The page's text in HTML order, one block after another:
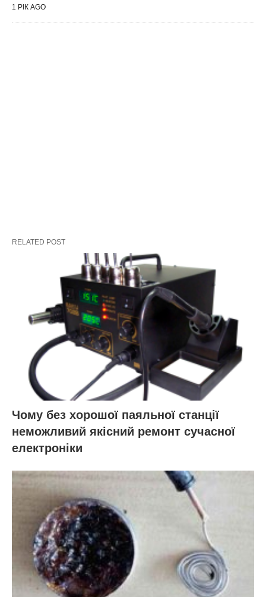
1 РІК AGO
RELATED POST
Чому без хорошої паяльної станції
неможливий якісний ремонт сучасної
електроніки